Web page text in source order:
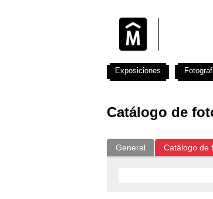
Catálogo de
General Catálogo de
Exposiciones